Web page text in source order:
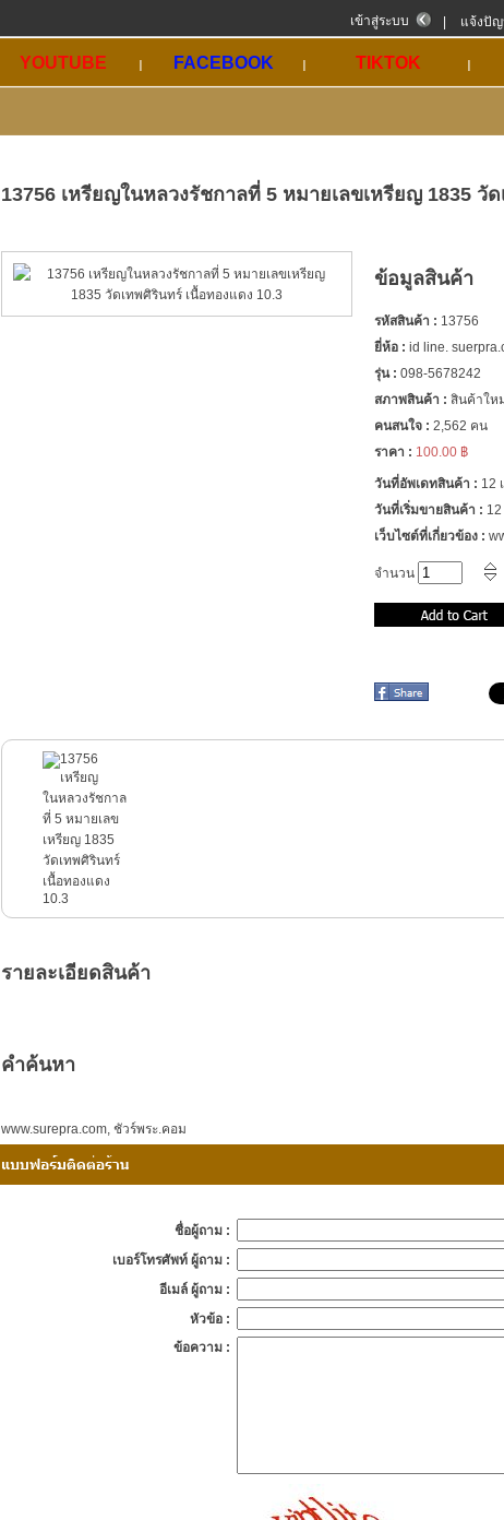
แจ้งปัญ
เข้าสู่ระบบ
YOUTUBE FACEBOOK TIKTOK
13756 เหรียญในหลวงรัชกาลที่ 5 หมายเลขเหรียญ 1835 วั
ข้อมูลสินค้า
รหัสสินค้า : 13756
ยี่ห้อ : id line.
รุ่น : 098-5678242
สภาพสินค้า : สินค้าให
คนสนใจ : 2,562 คน
ราคา : 100.00 ฿
วันที่อัพเดทสินค้า : 12
วันที่เริ่มขายสินค้า :
เว็บไซต์ที่เกี่ยวข้อง :
จำนวน
รายละเอียดสินค้า
คำค้นหา
www.surepra.com ชัวร์พระ.คอม
ชื่อผู้ถาม :
เบอร์โทรศัพท์ ผู้ถาม :
อีเมล์ ผู้ถาม :
หัวข้อ :
ข้อความ :